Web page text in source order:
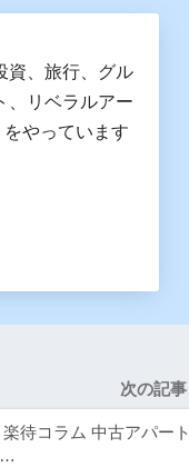
資、旅行、グル
、リベラルアー
やっています
次の記事
待コラム 中古アパート
…